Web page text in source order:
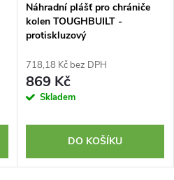
Náhradní plášť pro chrániče
kolen TOUGHBUILT -
protiskluzový
718,18 Kč bez DPH
869 Kč
Skladem
DO KOŠÍKU